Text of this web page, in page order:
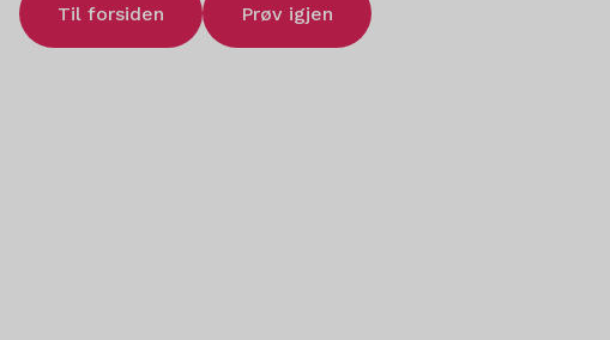
Til forsiden Prøv igjen